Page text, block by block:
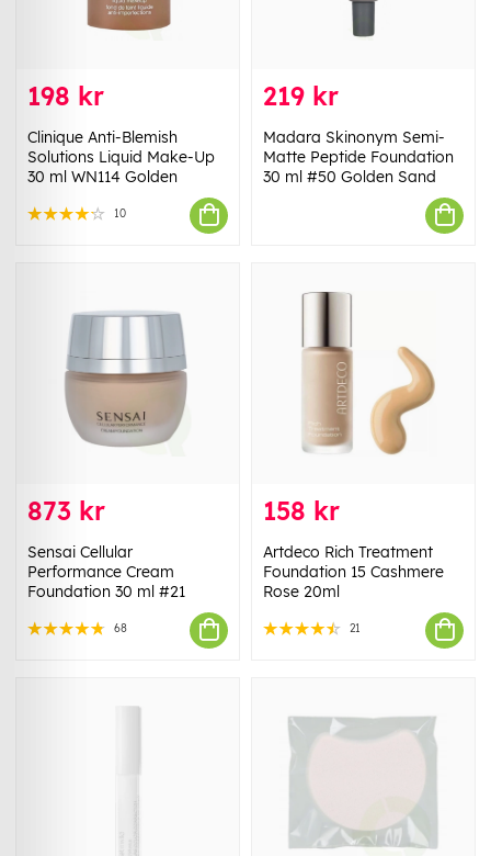
198 kr
Clinique Anti-Blemish
Solutions Liquid Make-Up
30 ml WN114 Golden
10
219 kr
Madara Skinonym Semi-
Matte Peptide Foundation
30 ml #50 Golden Sand
873 kr
Sensai Cellular
Performance Cream
Foundation 30 ml #21
68
158 kr
Artdeco Rich Treatment
Foundation 15 Cashmere
Rose 20ml
21